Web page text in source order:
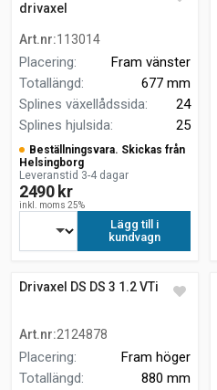
drivaxel
Art.nr:113014
Placering:
Fram vänster
Totallängd:
677 mm
Splines växellådssida:
24
Splines hjulsida: 25
Beställningsvara. Skickas från
Helsingborg
Leveranstid 3-4 dagar
2490 kr
inkl. moms 25%
Lägg till i
kundvagn
Drivaxel DS DS 3 1.2 VTi 82
Art.nr:2124878
Placering:
Fram höger
Totallängd:
880 mm